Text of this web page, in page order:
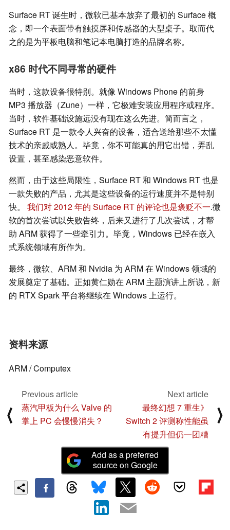
Surface RT 诞生时，微软已基本放弃了最初的 Surface 概
念，即一个表面带有触摸屏和传感器的大型桌子。取而代
之的是为平板电脑和笔记本电脑打造的品牌名称。
x86 时代不同寻常的硬件
当时，这款设备很特别。就像 Windows Phone 的前身
MP3 播放器（Zune）一样，它极难安装应用程序或程序。
当时，软件基础设施远没有现在这么先进。简而言之，
Surface RT 是一款令人兴奋的设备，适合送给那些不太懂
技术的亲戚或熟人。毕竟，你不可能真的用它出错，弄乱
设置，甚至感染恶意软件。
然而，由于这些局限性，Surface RT 和 Windows RT 也是
一款失败的产品，尤其是这些设备的运行速度并不是特别
快。 我们对 2012 年的 Surface RT 的评论也是褒贬不一.微
软的首次尝试以失败告终，后来又进行了几次尝试，才帮
助 ARM 获得了一些牵引力。毕竟，Windows 已经在嵌入
式系统领域有所作为。
最终，微软、ARM 和 Nvidia 为 ARM 在 Windows 领域的
发展奠定了基础。正如黄仁勋在 ARM 主题演讲上所说，新
的 RTX Spark 平台将继续在 Windows 上运行。
资料来源
ARM / Computex
⟨
Previous article
蒸汽甲板为什么 Valve 的
掌上 PC 会慢慢消失？
Next article
最终幻想 7 重生》
Switch 2 评测称性能虽
有提升但仍一团糟
⟩
Add as a preferred
source on Google